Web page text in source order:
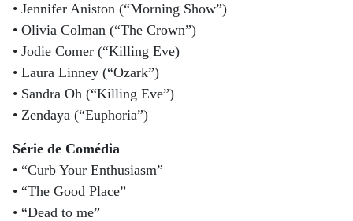
• Jennifer Aniston (“Morning Show”)
• Olivia Colman (“The Crown”)
• Jodie Comer (“Killing Eve)
• Laura Linney (“Ozark”)
• Sandra Oh (“Killing Eve”)
• Zendaya (“Euphoria”)
Série de Comédia
• “Curb Your Enthusiasm”
• “The Good Place”
• “Dead to me”